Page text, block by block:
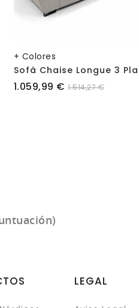
+ Colores
Precio
1.059,99 € 1.514,27 €
LEGAL